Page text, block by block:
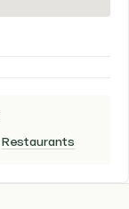
Restaurants